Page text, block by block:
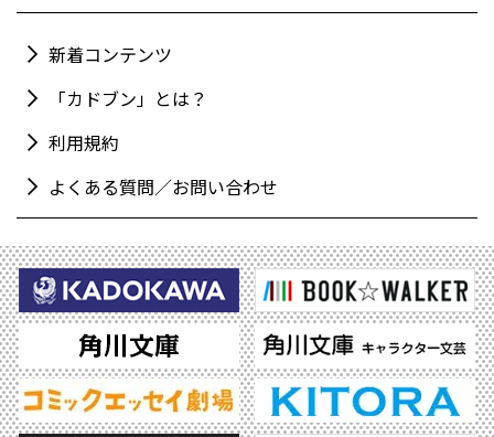
新着コンテンツ
「カドブン」とは？
利用規約
よくある質問／お問い合わせ